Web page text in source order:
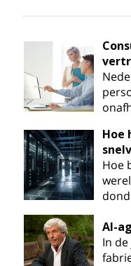
Hoe
Hoe
AI-
In